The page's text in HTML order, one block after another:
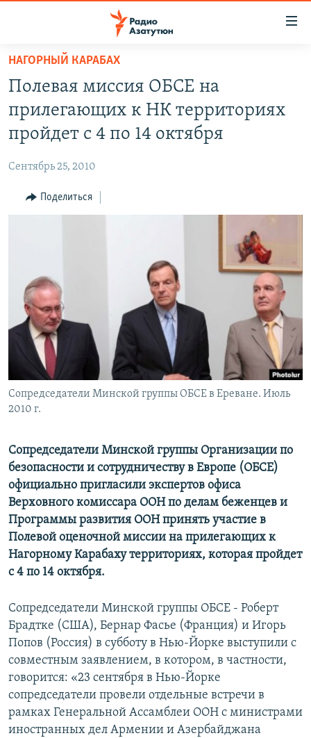
Перейти
основному
содержанию
Перейти
основной
навигации
Перейти
ПОЛИТИКА
ЭКОНОМИКА
РЕГИОН
СПОРТ
АРХИВ
Հայերեն
English
Русский
НАГОРНЫЙ КАРАБАХ
Полевая миссия ОБСЕ на
прилегающих к НК территориях
пройдет с 4 по 14 октября
Сентябрь 25, 2010
Поделиться
Сопредседатели Минской группы ОБСЕ в Ереване. Июль
2010 г.
Сопредседатели Минской группы Организации по
безопасности и сотрудничеству в Европе (ОБСЕ)
официально пригласили экспертов офиса
Верховного комиссара ООН по делам беженцев и
Программы развития ООН принять участие в
Полевой оценочной миссии на прилегающих к
Нагорному Карабаху территориях, которая пройдет
с 4 по 14 октября.
Сопредседатели Минской группы ОБСЕ - Роберт
Брадтке (США), Бернар Фасье (Франция) и Игорь
Попов (Россия) в субботу в Нью-Йорке выступили с
совместным заявлением, в котором, в частности,
говорится: «23 сентября в Нью-Йорке
сопредседатели провели отдельные встречи в
рамках Генеральной Ассамблеи ООН с министрами
иностранных дел Армении и Азербайджана